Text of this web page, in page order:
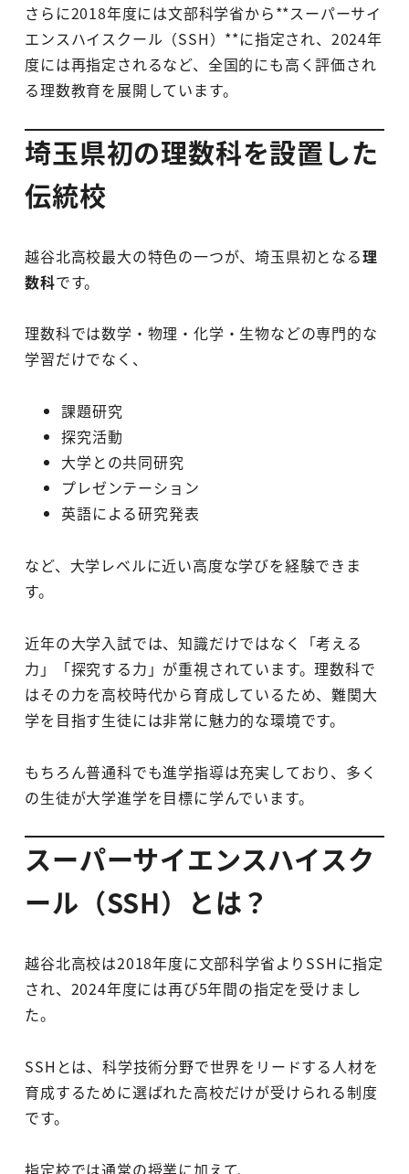
さらに2018年度には文部科学省から**スーパーサイ
エンスハイスクール（SSH）**に指定され、2024年
度には再指定されるなど、全国的にも高く評価され
る理数教育を展開しています。
埼玉県初の理数科を設置した
伝統校
越谷北高校最大の特色の一つが、埼玉県初となる理
数科です。
理数科では数学・物理・化学・生物などの専門的な
学習だけでなく、
課題研究
探究活動
大学との共同研究
プレゼンテーション
英語による研究発表
など、大学レベルに近い高度な学びを経験できま
す。
近年の大学入試では、知識だけではなく「考える
力」「探究する力」が重視されています。理数科で
はその力を高校時代から育成しているため、難関大
学を目指す生徒には非常に魅力的な環境です。
もちろん普通科でも進学指導は充実しており、多く
の生徒が大学進学を目標に学んでいます。
スーパーサイエンスハイスク
ール（SSH）とは？
越谷北高校は2018年度に文部科学省よりSSHに指定
され、2024年度には再び5年間の指定を受けまし
た。
SSHとは、科学技術分野で世界をリードする人材を
育成するために選ばれた高校だけが受けられる制度
です。
指定校では通常の授業に加えて、